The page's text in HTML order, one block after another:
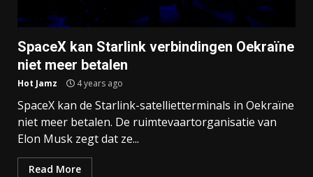
SpaceX kan Starlink verbindingen Oekraïne
niet meer betalen
Hot Jamz 4 years ago
SpaceX kan de Starlink-satellietterminals in Oekraïne
niet meer betalen. De ruimtevaartorganisatie van
Elon Musk zegt dat ze...
Read More